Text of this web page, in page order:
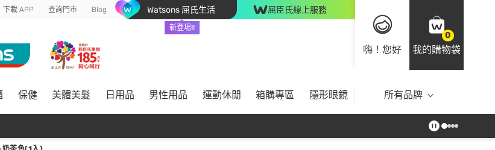
下載 APP 查詢門市 Blog Watsons 屈氏生活
新登場!!
屈臣氏線上服務
嗨！您好
0
我的購物袋
保健 美體美髮 日用品 男性用品 運動休閒 箱購專區 隱形眼鏡 所有品牌